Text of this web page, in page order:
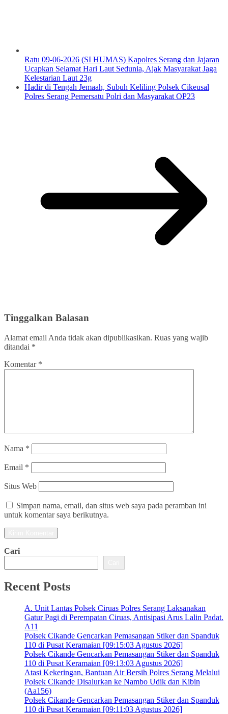
Ratu 09-06-2026 (SI HUMAS) Kapolres Serang dan Jajaran
Ucapkan Selamat Hari Laut Sedunia, Ajak Masyarakat Jaga
Kelestarian Laut 23g
Hadir di Tengah Jemaah, Subuh Keliling Polsek Cikeusal
Polres Serang Pemersatu Polri dan Masyarakat OP23
Tinggalkan Balasan
Alamat email Anda tidak akan dipublikasikan. Ruas yang wajib
ditandai *
Komentar *
Nama *
Email *
Situs Web
Simpan nama, email, dan situs web saya pada peramban ini
untuk komentar saya berikutnya.
Cari
Recent Posts
A. Unit Lantas Polsek Ciruas Polres Serang Laksanakan
Gatur Pagi di Perempatan Ciruas, Antisipasi Arus Lalin Padat.
A11
Polsek Cikande Gencarkan Pemasangan Stiker dan Spanduk
110 di Pusat Keramaian [09:15:03 Agustus 2026]
Polsek Cikande Gencarkan Pemasangan Stiker dan Spanduk
110 di Pusat Keramaian [09:13:03 Agustus 2026]
Atasi Kekeringan, Bantuan Air Bersih Polres Serang Melalui
Polsek Cikande Disalurkan ke Nambo Udik dan Kibin
(Aa156)
Polsek Cikande Gencarkan Pemasangan Stiker dan Spanduk
110 di Pusat Keramaian [09:11:03 Agustus 2026]